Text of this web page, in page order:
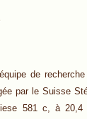
de
par le Suisse
581 c, à 20,4